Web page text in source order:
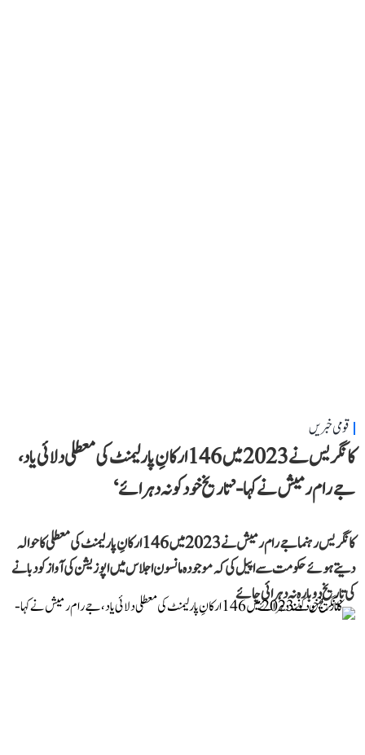
قومی خبریں
کانگریس نے 2023 میں 146 ارکانِ پارلیمنٹ کی معطلی دلائی یاد،
جے رام رمیش نے کہا- ’تاریخ خود کو نہ دہرائے‘
کانگریس رہنما جے رام رمیش نے 2023 میں 146 ارکانِ پارلیمنٹ کی معطلی کا حوالہ
دیتے ہوئے حکومت سے اپیل کی کہ موجودہ مانسون اجلاس میں اپوزیشن کی آواز کو دبانے
کی تاریخ دوبارہ نہ دہرائی جائے